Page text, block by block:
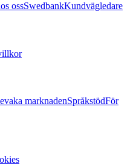
ossSwedbankKundvägledare
marknadenSpråkstödFör